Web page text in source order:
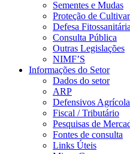
Sementes e Mudas
Proteção de
Defesa Fitossanitária
Consulta Pública
Outras Legislações
NIMF’S
Informações do Setor
Dados do setor
ARP
Defensivos
Fiscal / Tributário
Pesquisas de
Fontes de consulta
Links Úteis